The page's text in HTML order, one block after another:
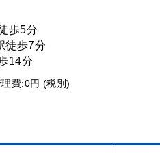
歩5分
徒歩7分
14分
費:0円 (税別)